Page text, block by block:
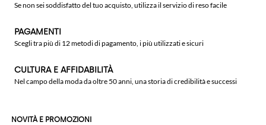
Se non sei soddisfatto del tuo acquisto, utilizza il servizio di reso facile
PAGAMENTI
Scegli tra più di 12 metodi di pagamento, i più utilizzati e sicuri
CULTURA E AFFIDABILITÀ
Nel campo della moda da oltre 50 anni, una storia di credibilità e successi
NOVITÀ E PROMOZIONI